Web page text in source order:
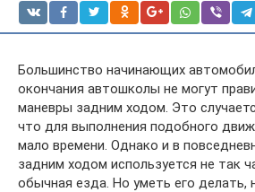
Большинство начинающих
окончания автошколы не могут
маневры задним ходом. Это
что для выполнения подобного
мало времени. Однако и в
задним ходом используется не так
обычная езда. Но уметь его